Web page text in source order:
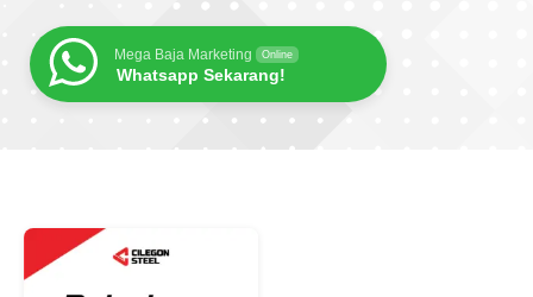
Mega Baja Marketing Online
Whatsapp Sekarang!